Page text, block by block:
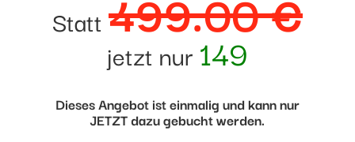
Statt
jetzt nur 149
Dieses Angebot ist einmalig und kann nur
JETZT dazu gebucht werden.